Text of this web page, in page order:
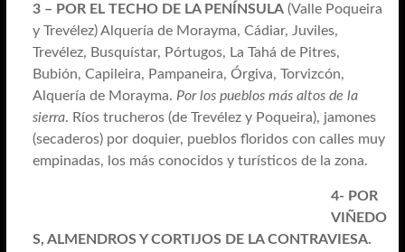
3 – POR EL TECHO DE LA PENÍNSULA(Valle Poqueira
y Trevélez) Alquería de Morayma, Cádiar, Juviles,
Trevélez, Busquístar, Pórtugos, La Tahá de Pitres,
Bubión, Capileira, Pampaneira, Órgiva, Torvizcón,
Alquería de Morayma. Por los pueblos más altos de la
sierra. Ríos trucheros (de Trevélez y Poqueira), jamones
(secaderos) por doquier, pueblos floridos con calles muy
empinadas, los más conocidos y turísticos de la zona.
4- POR
VIÑEDO
S, ALMENDROS Y CORTIJOS DE LA CONTRAVIESA.